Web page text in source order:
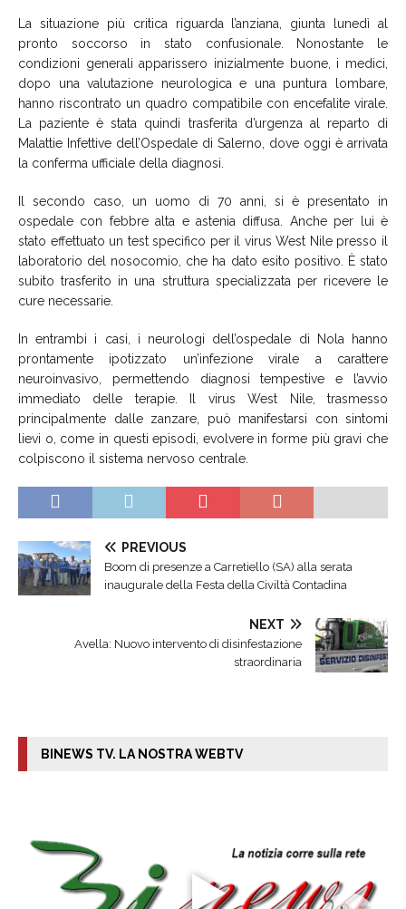
La situazione più critica riguarda l’anziana, giunta lunedì al
pronto soccorso in stato confusionale. Nonostante le
condizioni generali apparissero inizialmente buone, i medici,
dopo una valutazione neurologica e una puntura lombare,
hanno riscontrato un quadro compatibile con encefalite virale.
La paziente è stata quindi trasferita d’urgenza al reparto di
Malattie Infettive dell’Ospedale di Salerno, dove oggi è arrivata
la conferma ufficiale della diagnosi.
Il secondo caso, un uomo di 70 anni, si è presentato in
ospedale con febbre alta e astenia diffusa. Anche per lui è
stato effettuato un test specifico per il virus West Nile presso il
laboratorio del nosocomio, che ha dato esito positivo. È stato
subito trasferito in una struttura specializzata per ricevere le
cure necessarie.
In entrambi i casi, i neurologi dell’ospedale di Nola hanno
prontamente ipotizzato un’infezione virale a carattere
neuroinvasivo, permettendo diagnosi tempestive e l’avvio
immediato delle terapie. Il virus West Nile, trasmesso
principalmente dalle zanzare, può manifestarsi con sintomi
lievi o, come in questi episodi, evolvere in forme più gravi che
colpiscono il sistema nervoso centrale.
PREVIOUS
Boom di presenze a Carretiello (SA) alla serata
inaugurale della Festa della Civiltà Contadina
NEXT
Avella: Nuovo intervento di disinfestazione
straordinaria
BINEWS TV. LA NOSTRA WEBTV